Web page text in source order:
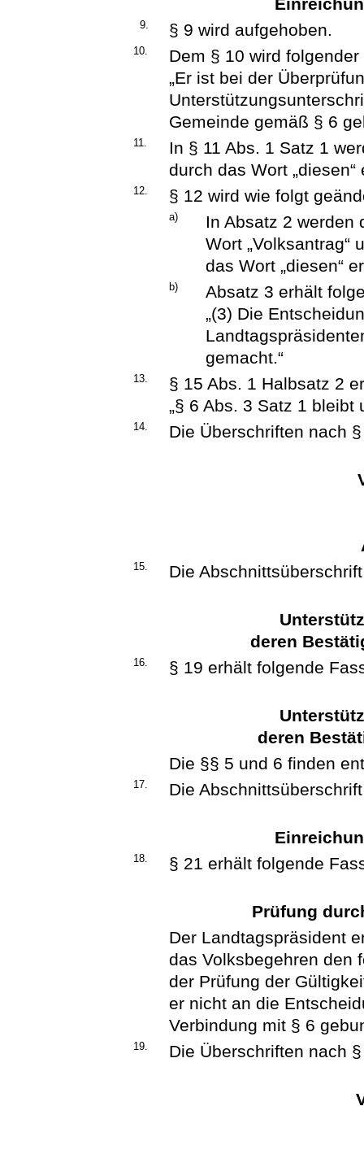
9. § 9 wird aufgehoben.
10.
Dem § 10 wird
„Er ist bei der
Gemeinde gemäß § 6
11.
In § 11 Abs. 1 Satz 1
durch das Wort „diesen“
12. § 12 wird wie folgt
a)
In Absatz 2 werden
Wort „Volksantrag“
das Wort „diesen“
b)
Absatz 3 erhält
„(3) Die
gemacht.“
13.
§ 15 Abs. 1 Halbsatz 2
„§ 6 Abs. 3 Satz 1 bleibt
14. Die Überschriften nach
15. Die
deren
16. § 19 erhält folgende
deren
Die §§ 5 und 6 finden
17. Die
18. § 21 erhält folgende
Prüfung
Der Landtagspräsident
das Volksbegehren den
der Prüfung der
er nicht an die
Verbindung mit § 6
19. Die Überschriften nach